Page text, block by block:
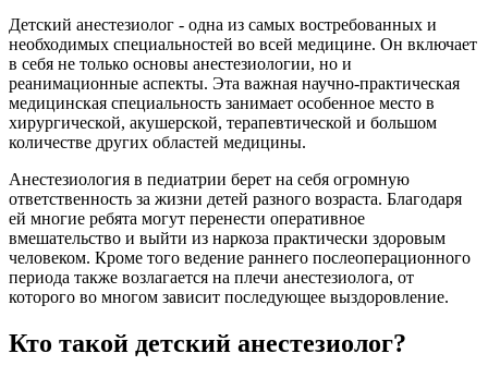
Детский анестезиолог - одна из самых востребованных и
необходимых специальностей во всей медицине. Он включает
в себя не только основы анестезиологии, но и
реанимационные аспекты. Эта важная научно-практическая
медицинская специальность занимает особенное место в
хирургической, акушерской, терапевтической и большом
количестве других областей медицины.
Анестезиология в педиатрии берет на себя огромную
ответственность за жизни детей разного возраста. Благодаря
ей многие ребята могут перенести оперативное
вмешательство и выйти из наркоза практически здоровым
человеком. Кроме того ведение раннего послеоперационного
периода также возлагается на плечи анестезиолога, от
которого во многом зависит последующее выздоровление.
Кто такой детский анестезиолог?